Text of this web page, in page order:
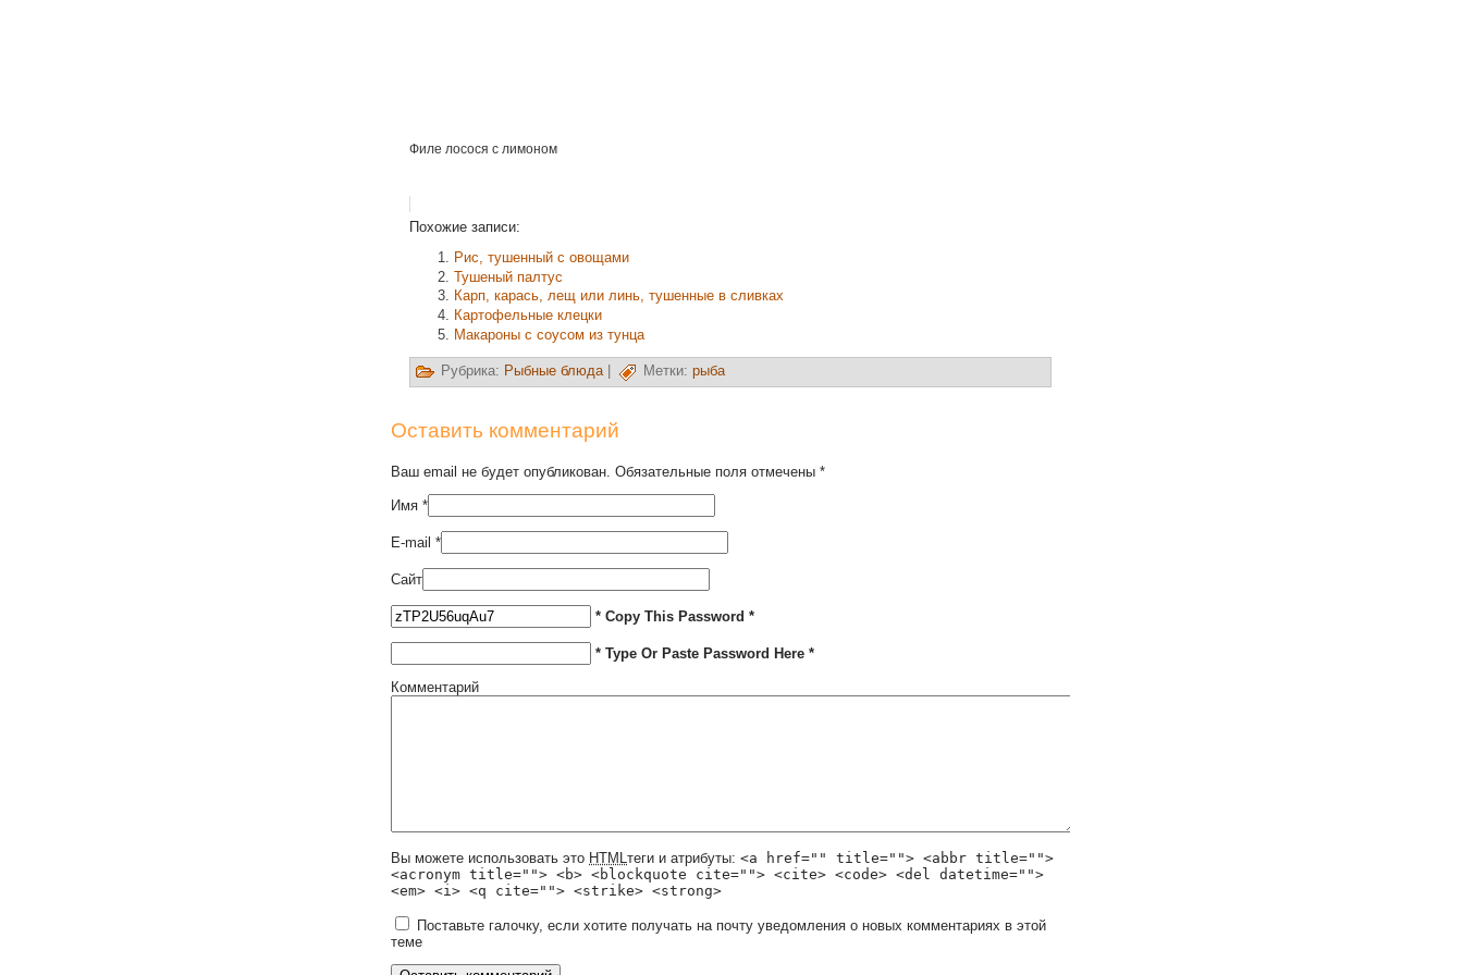
Филе лосося с лимоном
Похожие записи:
Рис, тушенный с овощами
Тушеный палтус
Карп, карась, лещ или линь, тушенные в сливках
Картофельные клецки
Макароны с соусом из тунца
Рубрика: Рыбные блюда| Метки: рыба
Оставить комментарий
Ваш email не будет опубликован. Обязательные поля отмечены *
Имя *
E-mail *
Сайт
* Copy This Password *
* Type Or Paste Password Here *
Комментарий
Вы можете использовать это HTML теги и атрибуты: <a href="" title=""> <abbr title="">
<acronym title=""> <b> <blockquote cite=""> <cite> <code> <del datetime="">
<em> <i> <q cite=""> <strike> <strong>
Поставьте галочку, если хотите получать на почту уведомления о новых комментариях в этой
теме